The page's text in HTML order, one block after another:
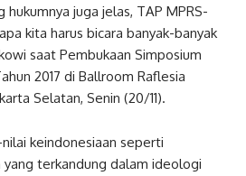
juga jelas, TAP MPRS-
kita harus bicara banyak-banyak
saat Pembukaan Simposium
2017 di Ballroom Raflesia
Selatan, Senin (20/11).
keindonesiaan seperti
yang terkandung dalam ideologi